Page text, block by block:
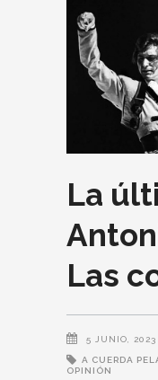
La
Las
5 JUNIO, 2023
A CUERDA
OPINIÓN